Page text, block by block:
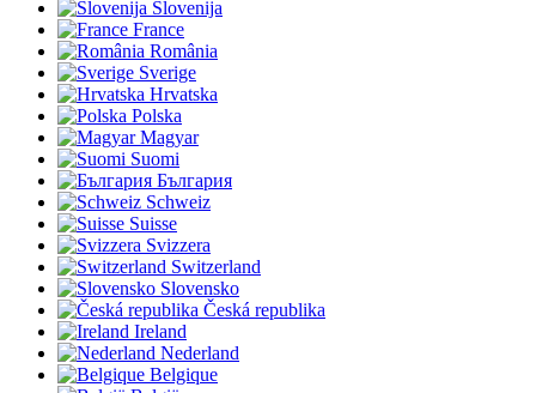
Slovenija
France
România
Sverige
Hrvatska
Polska
Magyar
Suomi
България
Schweiz
Suisse
Svizzera
Switzerland
Slovensko
Česká republika
Ireland
Nederland
Belgique